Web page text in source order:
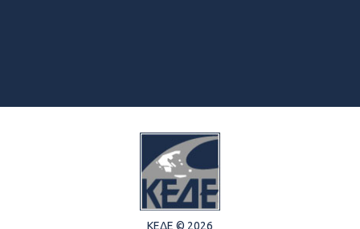
ΚΕΔΕ © 2026